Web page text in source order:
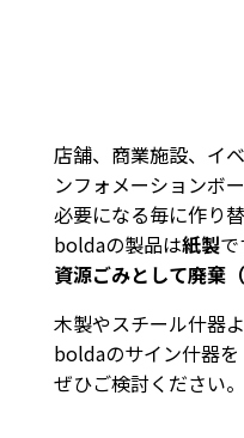
店舗、商業施設、イ
ンフォメーションボ
必要になる毎に作り
boldaの製品は紙製
資源ごみとして廃棄
木製やスチール什器
boldaのサイン什器を
ぜひご検討ください。